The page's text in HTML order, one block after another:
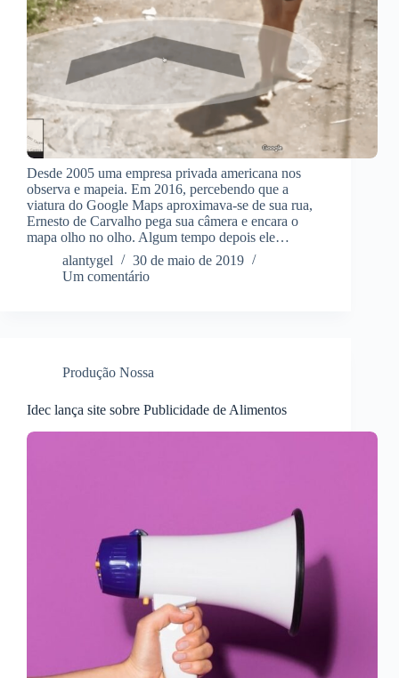
Desde 2005 uma empresa privada americana nos
observa e mapeia. Em 2016, percebendo que a
viatura do Google Maps aproximava-se de sua rua,
Ernesto de Carvalho pega sua câmera e encara o
mapa olho no olho. Algum tempo depois ele…
alantygel
30 de maio de 2019
Um comentário
Produção Nossa
Idec lança site sobre Publicidade de Alimentos